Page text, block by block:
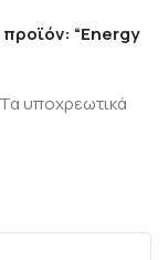
“Energy
Τα υποχρεωτικά